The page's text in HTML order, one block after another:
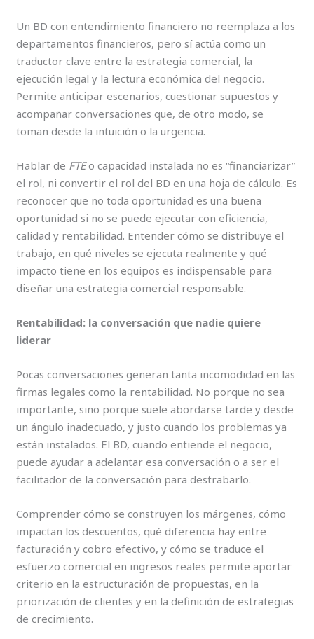
Un BD con entendimiento financiero no reemplaza a los
departamentos financieros, pero sí actúa como un
traductor clave entre la estrategia comercial, la
ejecución legal y la lectura económica del negocio.
Permite anticipar escenarios, cuestionar supuestos y
acompañar conversaciones que, de otro modo, se
toman desde la intuición o la urgencia.
Hablar de FTEo capacidad instalada no es “financiarizar”
el rol, ni convertir el rol del BD en una hoja de cálculo. Es
reconocer que no toda oportunidad es una buena
oportunidad si no se puede ejecutar con eficiencia,
calidad y rentabilidad. Entender cómo se distribuye el
trabajo, en qué niveles se ejecuta realmente y qué
impacto tiene en los equipos es indispensable para
diseñar una estrategia comercial responsable.
Rentabilidad: la conversación que nadie quiere
liderar
Pocas conversaciones generan tanta incomodidad en las
firmas legales como la rentabilidad. No porque no sea
importante, sino porque suele abordarse tarde y desde
un ángulo inadecuado, y justo cuando los problemas ya
están instalados. El BD, cuando entiende el negocio,
puede ayudar a adelantar esa conversación o a ser el
facilitador de la conversación para destrabarlo.
Comprender cómo se construyen los márgenes, cómo
impactan los descuentos, qué diferencia hay entre
facturación y cobro efectivo, y cómo se traduce el
esfuerzo comercial en ingresos reales permite aportar
criterio en la estructuración de propuestas, en la
priorización de clientes y en la definición de estrategias
de crecimiento.